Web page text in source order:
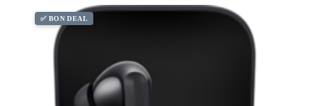
✅ BON DEAL